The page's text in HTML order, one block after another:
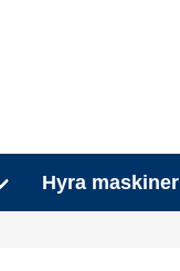
Hyra maskiner